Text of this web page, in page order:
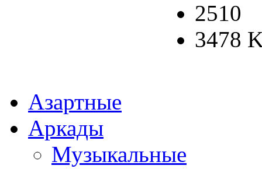
2510
3478
Азартные
Аркады
Музыкальные